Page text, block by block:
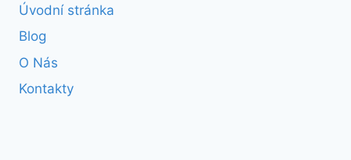
Úvodní stránka
Blog
O Nás
Kontakty